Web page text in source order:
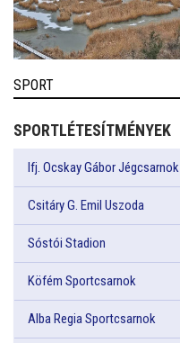
SPORT
SPORTLÉTESÍTMÉNYEK
Ifj. Ocskay Gábor Jégcsarnok
Csitáry G. Emil Uszoda
Sóstói Stadion
Köfém Sportcsarnok
Alba Regia Sportcsarnok